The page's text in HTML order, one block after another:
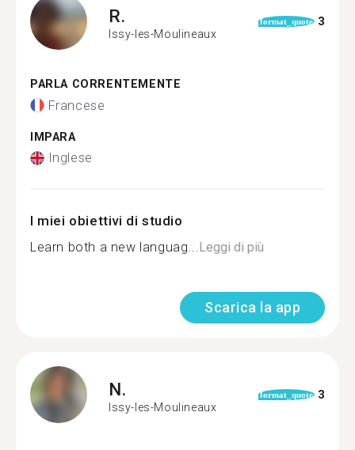
R.
Issy-les-Moulineaux
format_quote 3
PARLA CORRENTEMENTE
Francese
IMPARA
Inglese
I miei obiettivi di studio
Learn both a new languag...Leggi di più
Scarica la app
N.
Issy-les-Moulineaux
format_quote 3